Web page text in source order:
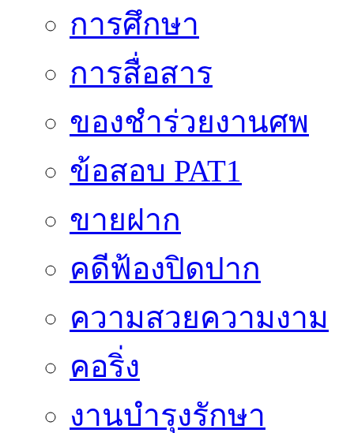
การศึกษา
การสื่อสาร
ของชำร่วยงานศพ
ข้อสอบ PAT1
ขายฝาก
คดีฟ้องปิดปาก
ความสวยความงาม
คอริ่ง
งานบำรุงรักษา